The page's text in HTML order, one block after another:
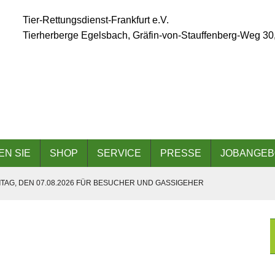
Tier-Rettungsdienst-Frankfurt e.V.
Tierherberge Egelsbach, Gräfin-von-Stauffenberg-Weg
SIE SHOP SERVICE PRESSE
DEN 07.08.2026 FÜR BESUCHER UND GASSIGEHER